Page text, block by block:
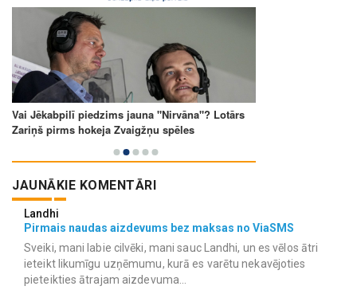
JAUNĀKIE KOMENTĀRI
Landhi
Pirmais naudas aizdevums bez maksas no ViaSMS
Sveiki, mani labie cilvēki, mani sauc Landhi, un es vēlos ātri
ieteikt likumīgu uzņēmumu, kurā es varētu nekavējoties
pieteikties ātrajam aizdevuma...